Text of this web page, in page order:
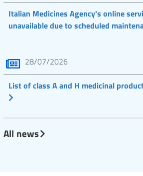
Italian Medicines Agency's online
unavailable due to scheduled
28/07/2026
List of class A and H medicinal
All news